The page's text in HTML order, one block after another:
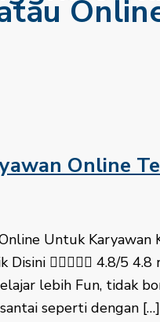
Online
Untuk Karyawan
Disini  4.8/5 4.8
lebih Fun, tidak
seperti dengan […]